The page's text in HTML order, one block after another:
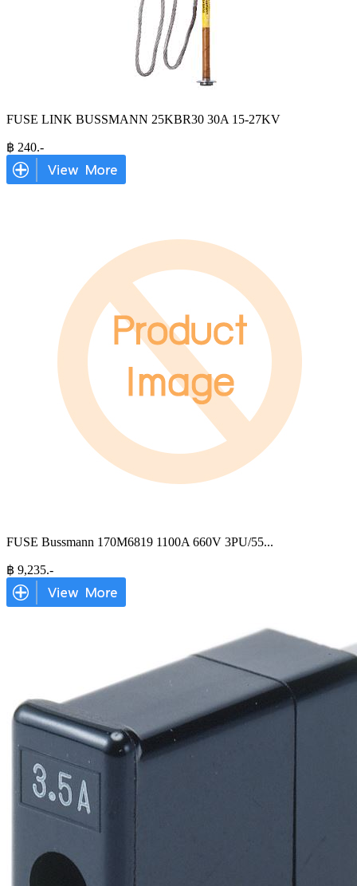
FUSE LINK BUSSMANN 25KBR30 30A 15-27KV
฿ 240.-
FUSE Bussmann 170M6819 1100A 660V 3PU/55...
฿ 9,235.-